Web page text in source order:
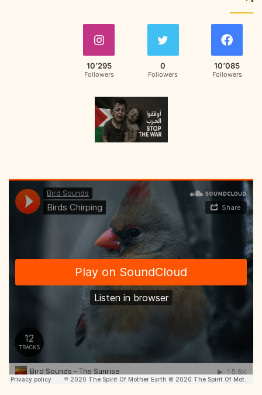
10٬085
Followers
0
Followers
10٬295
Followers